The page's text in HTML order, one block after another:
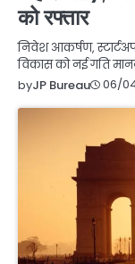
को रफ्तार
निवेश आकर्षण,
विकास को नई गति
byJP Bureau 06/